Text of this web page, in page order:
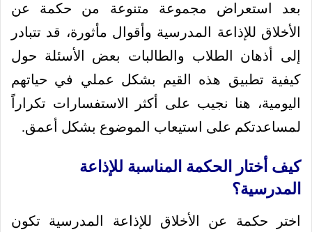
بعد استعراض مجموعة متنوعة من حكمة عن
الأخلاق للإذاعة المدرسية وأقوال مأثورة، قد تتبادر
إلى أذهان الطلاب والطالبات بعض الأسئلة حول
كيفية تطبيق هذه القيم بشكل عملي في حياتهم
اليومية، هنا نجيب على أكثر الاستفسارات تكراراً
لمساعدتكم على استيعاب الموضوع بشكل أعمق.
كيف أختار الحكمة المناسبة للإذاعة
المدرسية؟
اختر حكمة عن الأخلاق للإذاعة المدرسية تكون